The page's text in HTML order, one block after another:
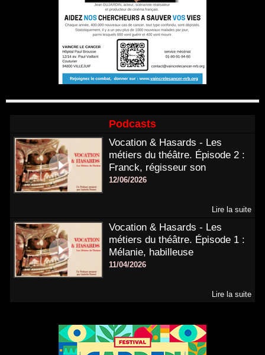
Podcasts
Vocation & Hasards - Les
métiers du théâtre. Épisode 2 :
Franck, régisseur son
12/06/2026
Lire la suite
Vocation & Hasards - Les
métiers du théâtre. Épisode 1 :
Mélanie, habilleuse
11/04/2026
Lire la suite